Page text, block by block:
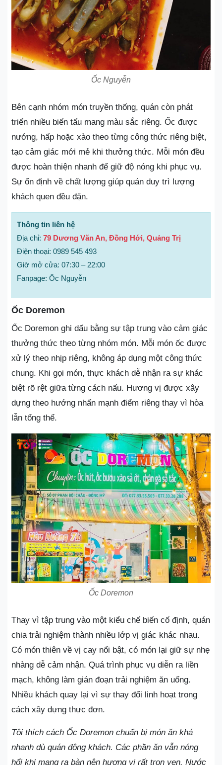
Ốc Nguyễn
Bên cạnh nhóm món truyền thống, quán còn phát
triển nhiều biến tấu mang màu sắc riêng. Ốc được
nướng, hấp hoặc xào theo từng công thức riêng biệt,
tạo cảm giác mới mẻ khi thưởng thức. Mỗi món đều
được hoàn thiện nhanh để giữ độ nóng khi phục vụ.
Sự ổn định về chất lượng giúp quán duy trì lượng
khách quen đều đặn.
Thông tin liên hệ
Địa chỉ: 79 Dương Văn An, Đồng Hới, Quảng Trị
Điện thoại: 0989 545 493
Giờ mở cửa: 07:30 – 22:00
Fanpage: Ốc Nguyễn
Ốc Doremon
Ốc Doremon ghi dấu bằng sự tập trung vào cảm giác
thưởng thức theo từng nhóm món. Mỗi món ốc được
xử lý theo nhịp riêng, không áp dụng một công thức
chung. Khi gọi món, thực khách dễ nhận ra sự khác
biệt rõ rệt giữa từng cách nấu. Hương vị được xây
dựng theo hướng nhấn mạnh điểm riêng thay vì hòa
lẫn tổng thể.
Ốc Doremon
Thay vì tập trung vào một kiểu chế biến cố định, quán
chia trải nghiệm thành nhiều lớp vị giác khác nhau.
Có món thiên về vị cay nổi bật, có món lại giữ sự nhẹ
nhàng dễ cảm nhận. Quá trình phục vụ diễn ra liền
mạch, không làm gián đoạn trải nghiệm ăn uống.
Nhiều khách quay lại vì sự thay đổi linh hoạt trong
cách xây dựng thực đơn.
Tôi thích cách Ốc Doremon chuẩn bị món ăn khá
nhanh dù quán đông khách. Các phần ăn vẫn nóng
hổi khi mang ra bàn nên hương vị rất trọn vẹn. Nước